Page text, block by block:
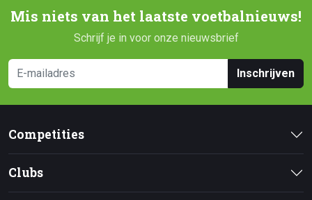
Mis niets van het laatste voetbalnieuws!
Schrijf je in voor onze nieuwsbrief
Inschrijven
Competities
Clubs